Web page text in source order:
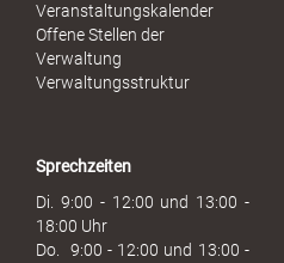
u
h
Veranstaltungskalender
Offene Stellen der
Verwaltung
Verwaltungsstruktur
Sprechzeiten
Di. 9:00 - 12:00 und 13:00 -
18:00 Uhr
Do. 9:00 - 12:00 und 13:00 -